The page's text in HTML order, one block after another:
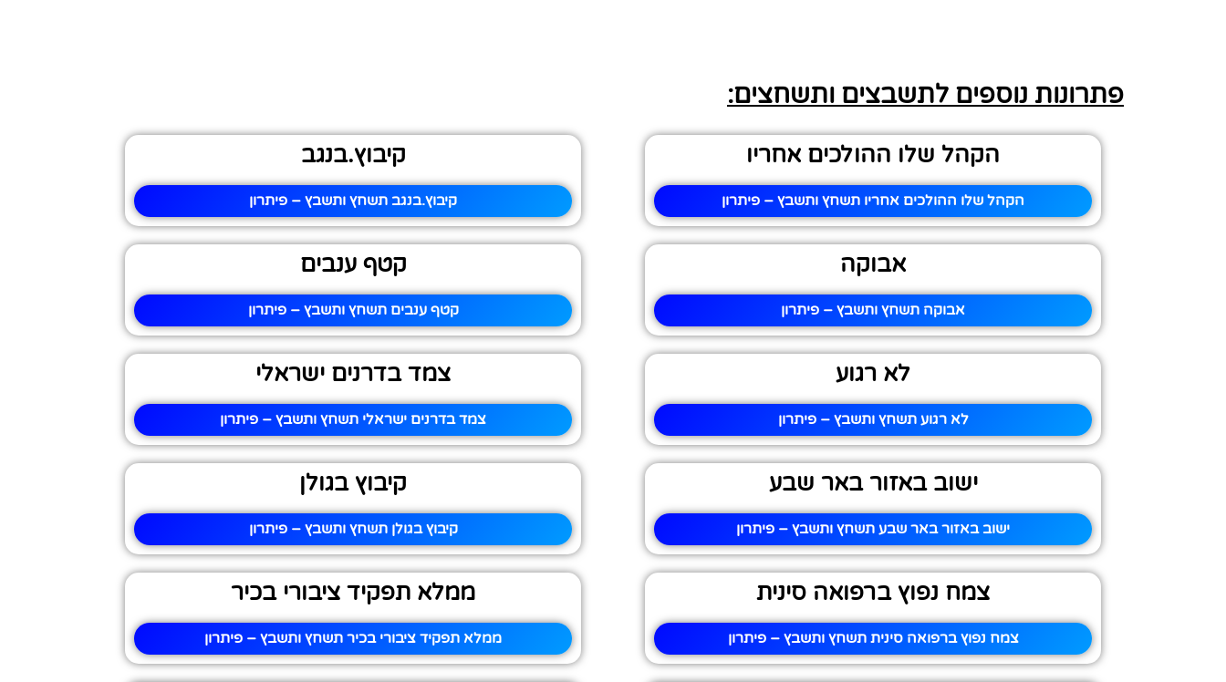
פתרונות נוספים לתשבצים ותשחצים:
הקהל שלו ההולכים אחריו
הקהל שלו ההולכים אחריו תשחץ ותשבץ – פיתרון
קיבוץ.בנגב
קיבוץ.בנגב תשחץ ותשבץ – פיתרון
אבוקה
אבוקה תשחץ ותשבץ – פיתרון
קטף ענבים
קטף ענבים תשחץ ותשבץ – פיתרון
לא רגוע
לא רגוע תשחץ ותשבץ – פיתרון
צמד בדרנים ישראלי
צמד בדרנים ישראלי תשחץ ותשבץ – פיתרון
ישוב באזור באר שבע
ישוב באזור באר שבע תשחץ ותשבץ – פיתרון
קיבוץ בגולן
קיבוץ בגולן תשחץ ותשבץ – פיתרון
צמח נפוץ ברפואה סינית
צמח נפוץ ברפואה סינית תשחץ ותשבץ – פיתרון
ממלא תפקיד ציבורי בכיר
ממלא תפקיד ציבורי בכיר תשחץ ותשבץ – פיתרון